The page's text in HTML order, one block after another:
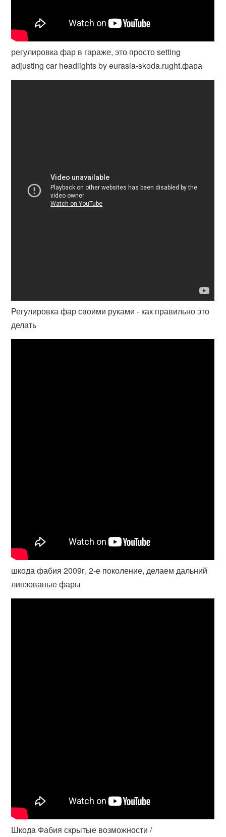
регулировка фар в гараже, это просто setting
adjusting car headlights by eurasia-skoda.rught.фара
Регулировка фар своими руками - как правильно это
делать
шкода фабия 2009г, 2-е поколение, делаем дальний
линзованые фары
Шкода Фабия скрытые возможности /